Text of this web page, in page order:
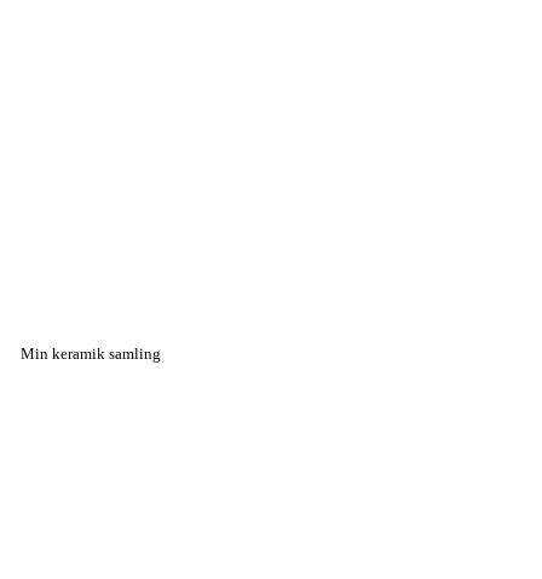
Min keramik samling